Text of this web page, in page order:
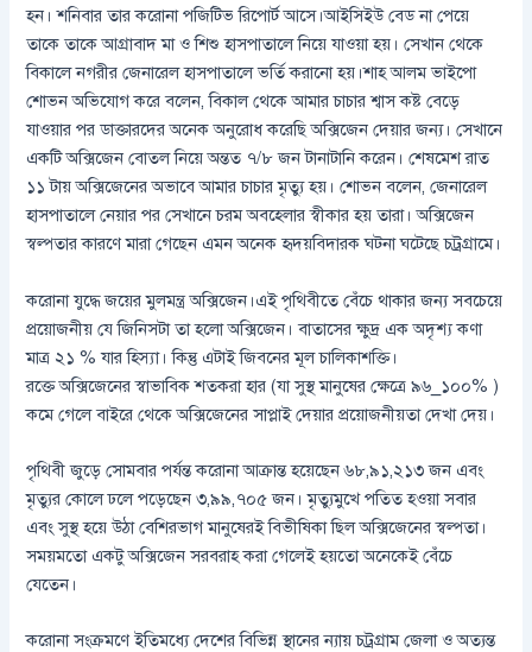
হন। শনিবার তার করোনা পজিটিভ রিপোর্ট আসে।আইসিইউ বেড না পেয়ে
তাকে তাকে আগ্রাবাদ মা ও শিশু হাসপাতালে নিয়ে যাওয়া হয়। সেখান থেকে
বিকালে নগরীর জেনারেল হাসপাতালে ভর্তি করানো হয়।শাহ আলম ভাইপো
শোভন অভিযোগ করে বলেন, বিকাল থেকে আমার চাচার শ্বাস কষ্ট বেড়ে
যাওয়ার পর ডাক্তারদের অনেক অনুরোধ করেছি অক্সিজেন দেয়ার জন্য। সেখানে
একটি অক্সিজেন বোতল নিয়ে অন্তত ৭/৮ জন টানাটানি করেন। শেষমেশ রাত
১১ টায় অক্সিজেনের অভাবে আমার চাচার মৃত্যু হয়। শোভন বলেন, জেনারেল
হাসপাতালে নেয়ার পর সেখানে চরম অবহেলার স্বীকার হয় তারা। অক্সিজেন
স্বল্পতার কারণে মারা গেছেন এমন অনেক হৃদয়বিদারক ঘটনা ঘটেছে চট্রগ্রামে।
করোনা যুদ্ধে জয়ের মুলমন্ত্র অক্সিজেন।এই পৃথিবীতে বেঁচে থাকার জন্য সবচেয়ে
প্রয়োজনীয় যে জিনিসটা তা হলো অক্সিজেন। বাতাসের ক্ষুদ্র এক অদৃশ্য কণা
মাত্র ২১ % যার হিস্যা। কিন্তু এটাই জিবনের মূল চালিকাশক্তি।
রক্তে অক্সিজেনের স্বাভাবিক শতকরা হার (যা সুস্থ মানুষের ক্ষেত্রে ৯৬_১০০% )
কমে গেলে বাইরে থেকে অক্সিজেনের সাপ্লাই দেয়ার প্রয়োজনীয়তা দেখা দেয়।
পৃথিবী জুড়ে সোমবার পর্যন্ত করোনা আক্রান্ত হয়েছেন ৬৮,৯১,২১৩ জন এবং
মৃত্যুর কোলে ঢলে পড়েছেন ৩,৯৯,৭০৫ জন। মৃত্যুমুখে পতিত হওয়া সবার
এবং সুস্থ হয়ে উঠা বেশিরভাগ মানুষেরই বিভীষিকা ছিল অক্সিজেনের স্বল্পতা।
সময়মতো একটু অক্সিজেন সরবরাহ করা গেলেই হয়তো অনেকেই বেঁচে
যেতেন।
করোনা সংক্রমণে ইতিমধ্যে দেশের বিভিন্ন স্থানের ন্যায় চট্রগ্রাম জেলা ও অত্যন্ত